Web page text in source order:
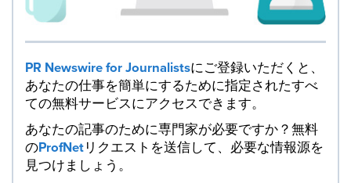
PR Newswire for Journalistsにご登録いただくと、
あなたの仕事を簡単にするために指定されたすべ
ての無料サービスにアクセスできます。
あなたの記事のために専門家が必要ですか？無料
のProfNetリクエストを送信して、必要な情報源を
見つけましょう。